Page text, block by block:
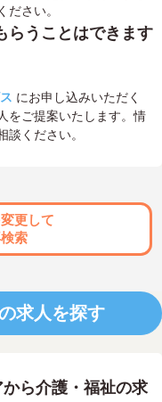
さい。
らうことはできます
にお申し込みいただく
をご提案いたします。情
ください。
更して
索
求人を探す
ら介護・福祉の求